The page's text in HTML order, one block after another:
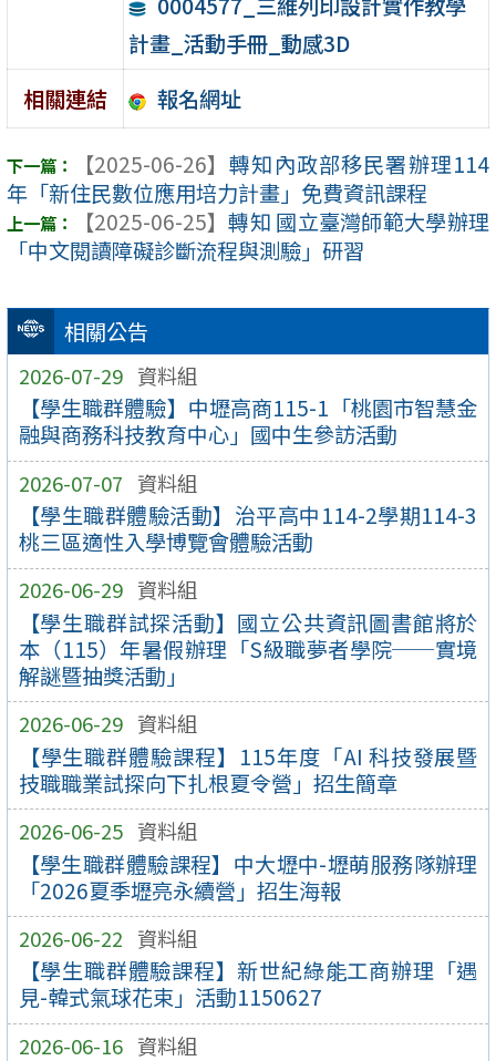
相關公告
2026-07-29 資料組
【學生職群體驗】中壢高商115-1「桃園市智慧金
融與商務科技教育中心」國中生參訪活動
2026-07-07 資料組
【學生職群體驗活動】治平高中114-2學期114-3
桃三區適性入學博覽會體驗活動
2026-06-29 資料組
【學生職群試探活動】國立公共資訊圖書館將於
本（115）年暑假辦理「S級職夢者學院──實境
解謎暨抽獎活動」
2026-06-29 資料組
【學生職群體驗課程】115年度「AI 科技發展暨
技職職業試探向下扎根夏令營」招生簡章
2026-06-25 資料組
【學生職群體驗課程】中大壢中-壢萌服務隊辦理
「2026夏季壢亮永續營」招生海報
2026-06-22 資料組
【學生職群體驗課程】新世紀綠能工商辦理「遇
見-韓式氣球花束」活動1150627
2026-06-16 資料組
計畫_活動手冊_動感3D
相關連結
報名網址
【2025-06-26】 轉知內政部移民署辦理114
年「新住民數位應用培力計畫」免費資訊課程
【2025-06-25】 轉知 國立臺灣師範大學辦理
「中文閱讀障礙診斷流程與測驗」研習